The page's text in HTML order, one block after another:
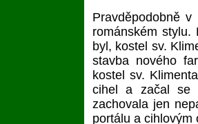
Pravděpodobně
románském
byl, kostel sv.
stavba nového
kostel sv.
cihel a začal se
zachovala jen
portálu a cihlovým